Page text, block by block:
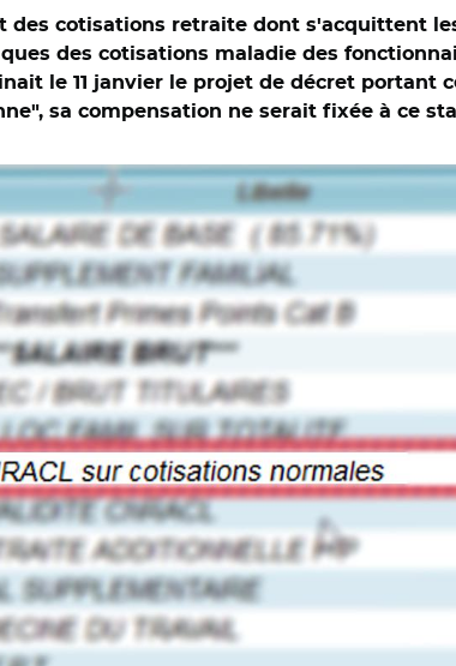
des cotisations retraite dont s'acquittent
des cotisations maladie des
le 11 janvier le projet de décret portant
sa compensation ne serait fixée à ce